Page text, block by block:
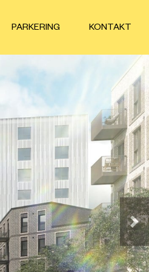
PARKERING KONTAKT